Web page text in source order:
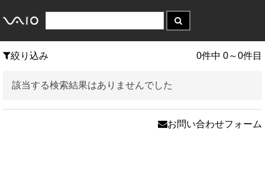
絞り込み 0件中 0～0件目
該当する検索結果はありませんでした
お問い合わせフォーム